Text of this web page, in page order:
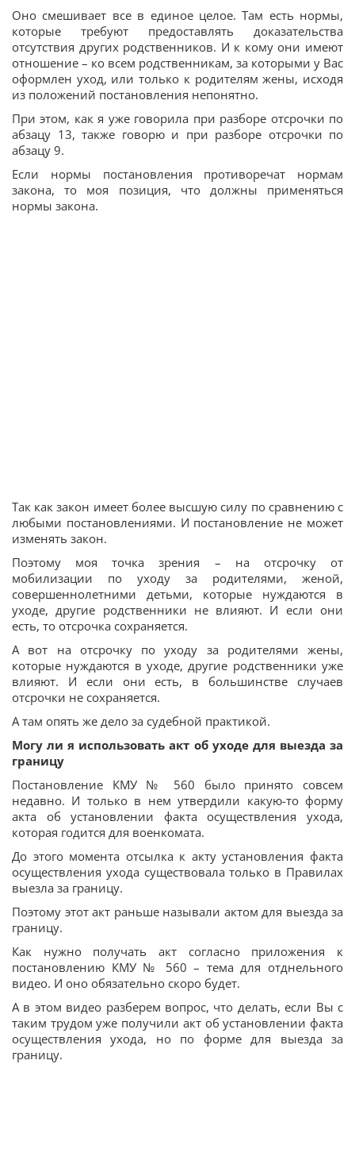
Оно смешивает все в единое целое. Там есть нормы,
которые требуют предоставлять доказательства
отсутствия других родственников. И к кому они имеют
отношение – ко всем родственникам, за которыми у Вас
оформлен уход, или только к родителям жены, исходя
из положений постановления непонятно.
При этом, как я уже говорила при разборе отсрочки по
абзацу 13, также говорю и при разборе отсрочки по
абзацу 9.
Если нормы постановления противоречат нормам
закона, то моя позиция, что должны применяться
нормы закона.
Так как закон имеет более высшую силу по сравнению с
любыми постановлениями. И постановление не может
изменять закон.
Поэтому моя точка зрения – на отсрочку от
мобилизации по уходу за родителями, женой,
совершеннолетними детьми, которые нуждаются в
уходе, другие родственники не влияют. И если они
есть, то отсрочка сохраняется.
А вот на отсрочку по уходу за родителями жены,
которые нуждаются в уходе, другие родственники уже
влияют. И если они есть, в большинстве случаев
отсрочки не сохраняется.
А там опять же дело за судебной практикой.
Могу ли я использовать акт об уходе для выезда за
границу
Постановление КМУ № 560 было принято совсем
недавно. И только в нем утвердили какую-то форму
акта об установлении факта осуществления ухода,
которая годится для военкомата.
До этого момента отсылка к акту установления факта
осуществления ухода существовала только в Правилах
выезла за границу.
Поэтому этот акт раньше называли актом для выезда за
границу.
Как нужно получать акт согласно приложения к
постановлению КМУ № 560 – тема для отднельного
видео. И оно обязательно скоро будет.
А в этом видео разберем вопрос, что делать, если Вы с
таким трудом уже получили акт об установлении факта
осуществления ухода, но по форме для выезда за
границу.